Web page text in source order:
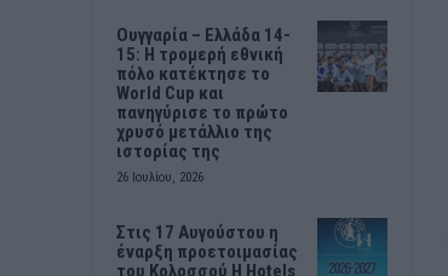
Ουγγαρία – Ελλάδα 14-
15: Η τρομερή εθνική
πόλο κατέκτησε το
World Cup και
πανηγύρισε το πρώτο
χρυσό μετάλλιο της
ιστορίας της
26 Ιουλίου, 2026
Στις 17 Αυγούστου η
έναρξη προετοιμασίας